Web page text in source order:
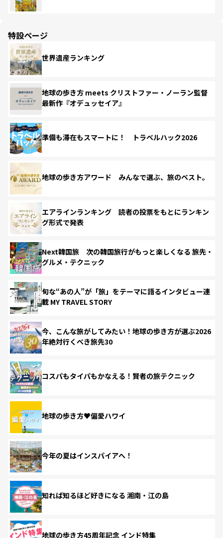
特設ページ
世界遺産ランキング
地球の歩き方 meets クリストファー・ノーラン監督
最新作『オデュッセイア』
準備も滞在もスマートに！ トラベルハック2026
地球の歩き方アワード みんなで選ぶ、旅のベスト。
エアラインランキング 読者の投票をもとにランキン
グ形式で発表
Next韓国旅 次の韓国旅行がもっと楽しくなる 旅先・
グルメ・テクニック
旬な“あの人”が「旅」をテーマに語るインタビュー連
載 MY TRAVEL STORY
今、こんな旅がしてみたい！地球の歩き方が選ぶ2026
年絶対行くべき旅先30
コスパもタイパもかなえる！賢者の旅テクニック
地球の歩き方♥偏愛ハワイ
今年の夏はインスパイアへ！
知れば知るほど好きになる 湘南・江の島
地球の歩き方45周年記念 インド特集